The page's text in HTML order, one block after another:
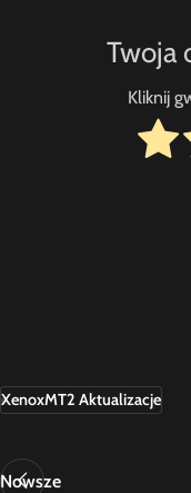
Twoja
Kliknij
XenoxMT2 Aktualizacje
Nowsze